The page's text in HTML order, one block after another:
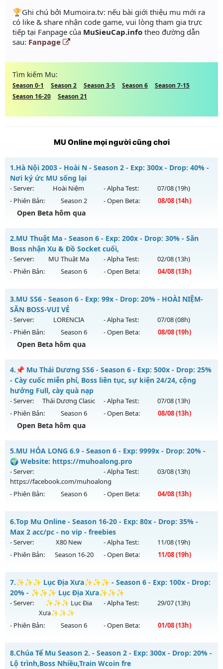
️🏆Ghi chú bởi Mumoira.tv: nếu bài giới thiệu mu mới ra
có like & share nhận code game, vui lòng tham gia trực
tiếp tại Fanpage của MuSieuCap.info theo đường dẫn
sau: Fanpage
Tìm kiếm Mu:
Season 0-1 Season 2 Season 3-5 Season 6
Season 7-15
Season 16-20
Season 21
MU Online mọi người cũng chơi
1.Hà Nội 2003 - Hoài N - Season 2 - Exp: 300x - Drop: 40% -
Nơi ký ức MU sống lại
- Server: Hoài Niệm - Alpha Test: 07/08(19h)
- Phiên Bản:
Season 2 - Open Beta: 08/08(14h)
Open Beta hôm qua
Hà Nội 2003 - Hoài N - Nơi ký ức MU sống lại
Mu mới ra tháng 08 2026 - Mở máy chủ
ngày 08/08/2626
Exp: 300x - Drop: 40%
Thể loại: Mu Custom thêm đồ mới
Antihack: UKG
2.MU Thuật Ma - Season 6 - Exp: 200x - Drop: 30% - Săn
Boss nhận Xu & Đồ Socket cuối,
- Server: MU Thuật Ma - Alpha Test: 02/08(13h)
- Phiên Bản:
Season 6 - Open Beta: 04/08(13h)
MU Thuật Ma - Săn Boss nhận Xu & Đồ Socket cuối,
Mu mới ra tháng 08 2026 - Mở máy chủ
13h ngày 04/08/2626
Exp: 200x - Drop: 30%
Kiểu reset: Reset In Game
Thể loại: Mu Nguyên bản Webzen
Antihack: VietGuard
3.MU SS6 - Season 6 - Exp: 99x - Drop: 20% - HOÀI NIỆM-
SĂN BOSS-VUI VẺ
- Server: LORENCIA - Alpha Test: 07/08(08h)
- Phiên Bản:
Season 6 - Open Beta: 08/08(19h)
Open Beta hôm qua
MU SS6 - HOÀI NIỆM-SĂN BOSS-VUI VẺ
Mu mới ra tháng 08 2026 - Mở máy chủLORENCIAvào 19h
ngày 08/08/2626
Exp: 99x - Drop: 20%
Antihack: OK
4. 📌 Mu Thái Dương SS6 - Season 6 - Exp: 500x - Drop: 25%
- Cày cuốc miễn phí, Boss liên tục, sự kiện 24/24, cộng
hưởng Full, cày quà nạp
- Server: Thái Dương Clasic - Alpha Test: 07/08(13h)
- Phiên Bản:
Season 6 - Open Beta: 08/08(13h)
Open Beta hôm qua
📌 Mu Thái Dương SS6 - Cày cuốc miễn phí, Boss liên tục,
sự kiện 24/24, cộng hưởng Full, cày quà nạp
Mu mới ra tháng 08 2026 - Mở máy chủ
Thái Dương Clasic
vào 13h ngày 08/08/2626
Exp: 500x - Drop: 25%
Thể loại: Mu Nguyên bản Webzen
Antihack: VIP SHIELD
5.MU HỎA LONG 6.9 - Season 6 - Exp: 9999x - Drop: 20% -
🌍 Website: https://muhoalong.pro
- Server:
https://facebook.com/muhoalong
- Alpha Test: 03/08(13h)
- Phiên Bản: Season 6 - Open Beta: 04/08(13h)
MU HỎA LONG 6.9 - 🌍 Website: https://muhoalong.pro
Mu mới ra tháng 08 2026 - Mở máy chủ
https://facebook.com/muhoalongvào 13h ngày
04/08/2626
Kiểu reset: Non Reset
Thể loại: Mu Nguyên bản Webzen
Antihack: XShield
6.Top Mu Online - Season 16-20 - Exp: 80x - Drop: 35% -
Max 2 acc/pc - no vip - freebies
- Server: X80 New - Alpha Test: 11/08(19h)
- Phiên Bản:
Season 16-20 - Open Beta: 11/08(19h)
Top Mu Online - Max 2 acc/pc - no vip - freebies
Mu mới ra tháng 08 2026 - Mở máy chủ
ngày 11/08/2626
Exp: 80x - Drop: 35%
Thể loại: Mu Nguyên bản Webzen
Antihack: AntiShield
7.✨✨✨ Lục Địa Xưa✨✨✨ - Season 6 - Exp: 100x - Drop:
20% - ✨✨✨ Lục Địa Xưa✨✨✨
- Server:
✨✨✨ Lục Địa
Xưa✨✨✨
- Alpha Test: 29/07(13h)
- Phiên Bản: Season 6 - Open Beta: 01/08(13h)
✨✨✨ Lục Địa Xưa✨✨✨ - ✨✨✨ Lục Địa Xưa✨✨✨
Mu mới ra tháng 08 2026 - Mở máy chủ
8.Chúa Tể Mu Season 2. - Season 2 - Exp: 300x - Drop: 20% -
Lộ trình,Boss Nhiều,Train Wcoin fre